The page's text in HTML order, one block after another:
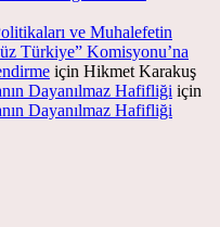
ve Muhalefetin
Türkiye” Komisyonu’na
için Hikmet Karakuş
Dayanılmaz Hafifliği için
Dayanılmaz Hafifliği